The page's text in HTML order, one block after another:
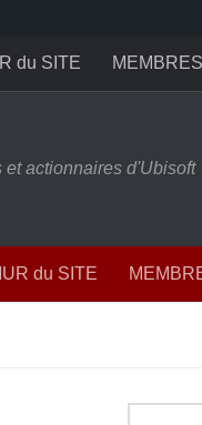
du SITE MEMBRES
actionnaires d'Ubisoft
du SITE